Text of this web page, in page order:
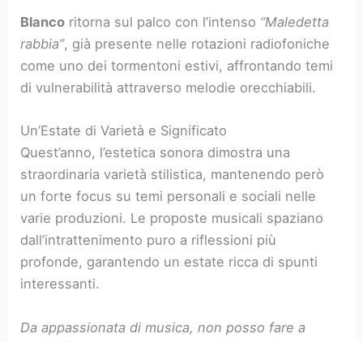
Blanco ritorna sul palco con l’intenso “Maledetta
rabbia”, già presente nelle rotazioni radiofoniche
come uno dei tormentoni estivi, affrontando temi
di vulnerabilità attraverso melodie orecchiabili.
Un’Estate di Varietà e Significato
Quest’anno, l’estetica sonora dimostra una
straordinaria varietà stilistica, mantenendo però
un forte focus su temi personali e sociali nelle
varie produzioni. Le proposte musicali spaziano
dall’intrattenimento puro a riflessioni più
profonde, garantendo un estate ricca di spunti
interessanti.
Da appassionata di musica, non posso fare a